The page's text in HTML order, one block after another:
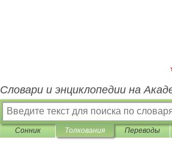
Словари и энциклопедии на
Сонник Толкования Переводы